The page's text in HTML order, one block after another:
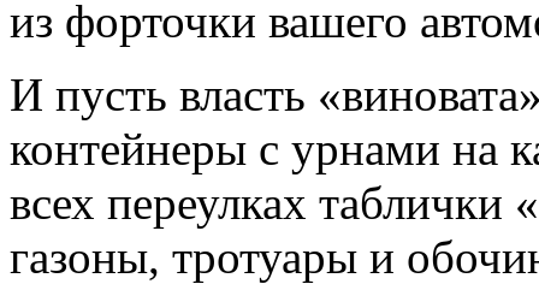
из форточки вашего
И пусть власть
контейнеры с урнами на
всех переулках таблички
газоны, тротуары и